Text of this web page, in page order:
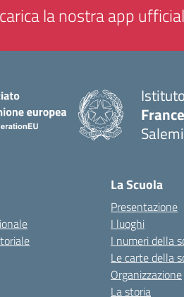
la nostra app
La Scuola
Presentazione
I luoghi
I numeri della
Le carte della
Organizzazione
La storia